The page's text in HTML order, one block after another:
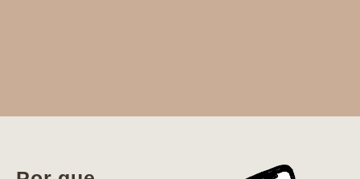
vida. Ela me